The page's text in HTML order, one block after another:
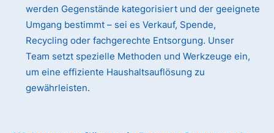
werden Gegenstände kategorisiert und der geeignete
Umgang bestimmt – sei es Verkauf, Spende,
Recycling oder fachgerechte Entsorgung. Unser
Team setzt spezielle Methoden und Werkzeuge ein,
um eine effiziente Haushaltsauflösung zu
gewährleisten.